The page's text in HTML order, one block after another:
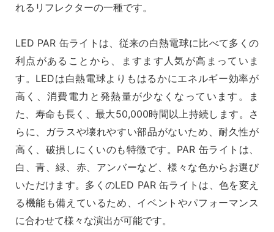
れるリフレクターの一種です。
LED PAR 缶ライトは、従来の白熱電球に比べて多くの
利点があることから、ますます人気が高まっていま
す。LEDは白熱電球よりもはるかにエネルギー効率が
高く、消費電力と発熱量が少なくなっています。ま
た、寿命も長く、最大50,000時間以上持続します。さ
らに、ガラスや壊れやすい部品がないため、耐久性が
高く、破損しにくいのも特徴です。PAR 缶ライトは、
白、青、緑、赤、アンバーなど、様々な色からお選び
いただけます。多くのLED PAR 缶ライトは、色を変え
る機能も備えているため、イベントやパフォーマンス
に合わせて様々な演出が可能です。